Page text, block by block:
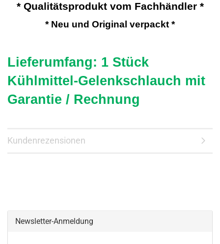
* Qualitätsprodukt vom Fachhändler *
* Neu und Original verpackt *
Lieferumfang: 1 Stück
Kühlmittel-Gelenkschlauch mit
Garantie / Rechnung
Kundenrezensionen
Newsletter-Anmeldung